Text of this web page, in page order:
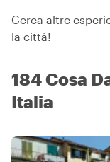
Cerca altre
la città!
184 Cosa
Italia